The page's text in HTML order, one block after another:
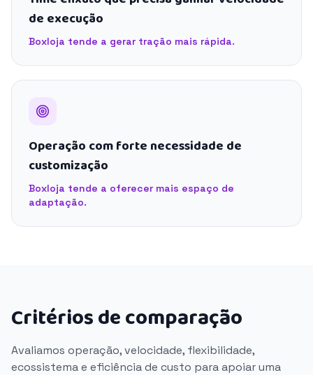
de execução
Boxloja tende a gerar tração mais rápida.
Operação com forte necessidade de
customização
Boxloja tende a oferecer mais espaço de
adaptação.
Critérios de comparação
Avaliamos operação, velocidade, flexibilidade,
ecossistema e eficiência de custo para apoiar uma